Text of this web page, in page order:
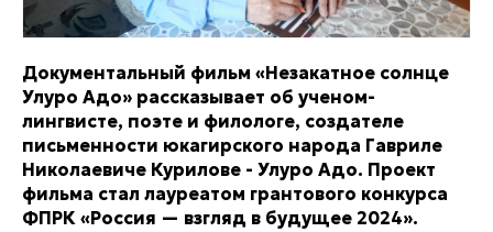
Документальный фильм «Незакатное солнце
Улуро Адо» рассказывает об ученом-
лингвисте, поэте и филологе, создателе
письменности юкагирского народа Гавриле
Николаевиче Курилове - Улуро Адо. Проект
фильма стал лауреатом грантового конкурса
ФПРК «Россия — взгляд в будущее 2024».